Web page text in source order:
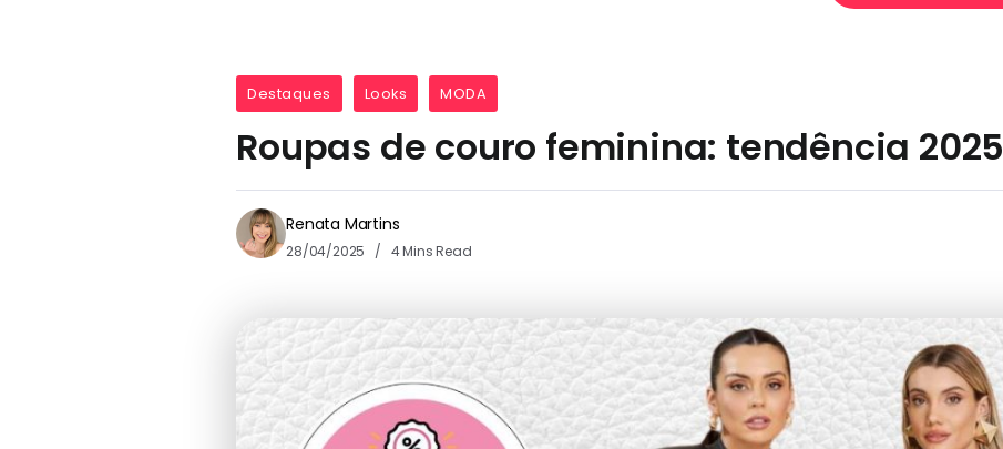
Destaques Looks MODA
Roupas de couro feminina: tendência 2025
Renata Martins
28/04/2025 4 Mins Read